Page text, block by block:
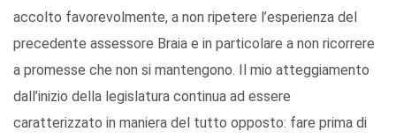
accolto favorevolmente, a non ripetere l’esperienza del
precedente assessore Braia e in particolare a non ricorrere
a promesse che non si mantengono. Il mio atteggiamento
dall’inizio della legislatura continua ad essere
caratterizzato in maniera del tutto opposto: fare prima di